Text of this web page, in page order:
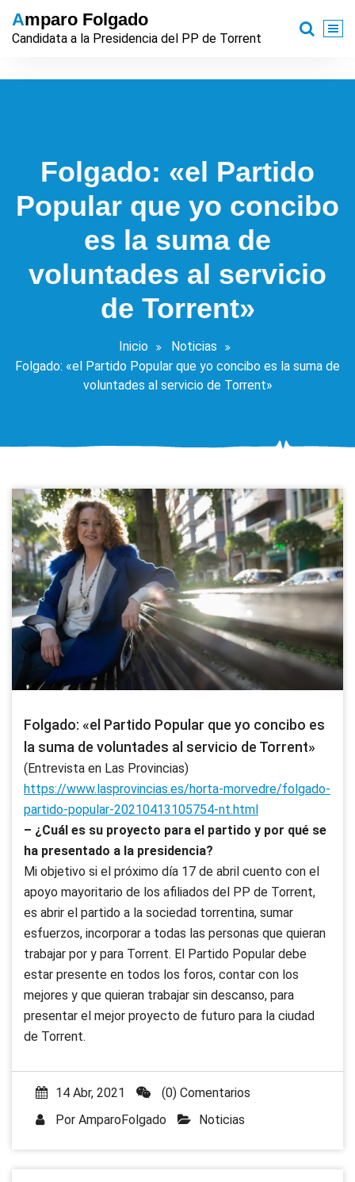
contenido
Amparo Folgado
Candidata a la Presidencia del PP de Torrent
Folgado: «el Partido
Popular que yo concibo
es la suma de
voluntades al servicio
de Torrent»
Inicio
Noticias
Folgado: «el Partido Popular que yo concibo es la suma de
voluntades al servicio de Torrent»
Folgado: «el Partido Popular que yo concibo es
la suma de voluntades al servicio de Torrent»
(Entrevista en Las Provincias)
https://www.lasprovincias.es/horta-morvedre/folgado-
partido-popular-20210413105754-nt.html
– ¿Cuál es su proyecto para el partido y por qué se
ha presentado a la presidencia?
Mi objetivo si el próximo día 17 de abril cuento con el
apoyo mayoritario de los afiliados del PP de Torrent,
es abrir el partido a la sociedad torrentina, sumar
esfuerzos, incorporar a todas las personas que quieran
trabajar por y para Torrent. El Partido Popular debe
estar presente en todos los foros, contar con los
mejores y que quieran trabajar sin descanso, para
presentar el mejor proyecto de futuro para la ciudad
de Torrent.
14 Abr, 2021
(0) Comentarios
Por AmparoFolgado Noticias